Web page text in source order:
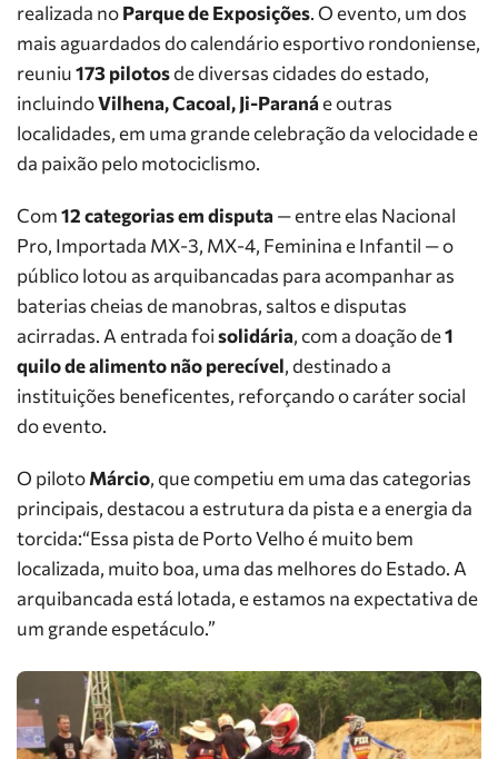
realizada noParque de Exposições. O evento, um dos
mais aguardados do calendário esportivo rondoniense,
reuniu173 pilotosde diversas cidades do estado,
incluindoVilhena, Cacoal, Ji-Paranáe outras
localidades, em uma grande celebração da velocidade e
da paixão pelo motociclismo.
Com12 categorias em disputa — entre elas Nacional
Pro, Importada MX-3, MX-4, Feminina e Infantil — o
público lotou as arquibancadas para acompanhar as
baterias cheias de manobras, saltos e disputas
acirradas. A entrada foisolidária, com a doação de1
quilo de alimento não perecível, destinado a
instituições beneficentes, reforçando o caráter social
do evento.
O pilotoMárcio, que competiu em uma das categorias
principais, destacou a estrutura da pista e a energia da
torcida:“Essa pista de Porto Velho é muito bem
localizada, muito boa, uma das melhores do Estado. A
arquibancada está lotada, e estamos na expectativa de
um grande espetáculo.”